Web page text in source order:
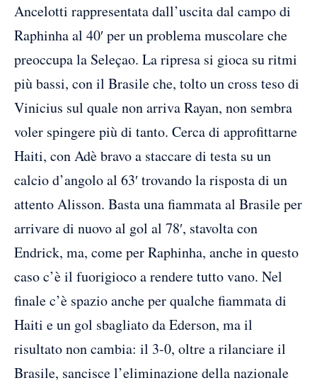
Ancelotti rappresentata dall’uscita dal campo di
Raphinha al 40′ per un problema muscolare che
preoccupa la Seleçao. La ripresa si gioca su ritmi
più bassi, con il Brasile che, tolto un cross teso di
Vinicius sul quale non arriva Rayan, non sembra
voler spingere più di tanto. Cerca di approfittarne
Haiti, con Adè bravo a staccare di testa su un
calcio d’angolo al 63′ trovando la risposta di un
attento Alisson. Basta una fiammata al Brasile per
arrivare di nuovo al gol al 78′, stavolta con
Endrick, ma, come per Raphinha, anche in questo
caso c’è il fuorigioco a rendere tutto vano. Nel
finale c’è spazio anche per qualche fiammata di
Haiti e un gol sbagliato da Ederson, ma il
risultato non cambia: il 3-0, oltre a rilanciare il
Brasile, sancisce l’eliminazione della nazionale